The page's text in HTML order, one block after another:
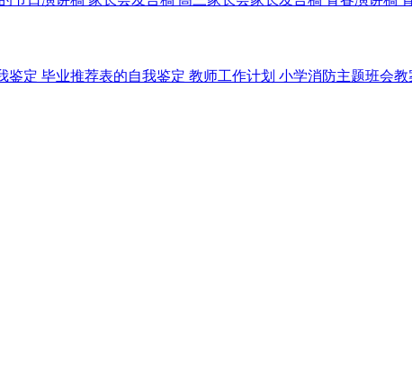
鉴定 毕业推荐表的自我鉴定 教师工作计划 小学消防主题班会教